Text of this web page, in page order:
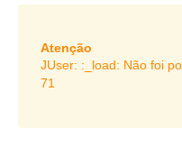
DIRETORIA
LIVRO GESTÃO 2026-2029
SUBSEDES SINDICAIS
Atenção
JUser: :_load: Não foi
71